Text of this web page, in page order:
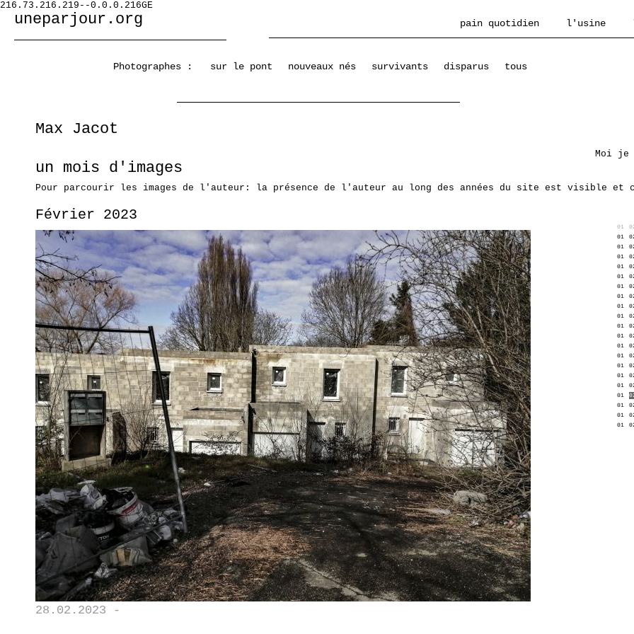
216.73.216.219--0.0.0.216GE
uneparjour.org pain quotidien l'usine
Photographes : sur le pont nouveaux nés survivants disparus tous
Max Jacot
Moi je
un mois d'images
Pour parcourir les images de l'auteur: la présence de l'auteur au long des années du site est visible
01
01
01
01
01
01
01
01
01
01
01
01
01
01
01
01
01
01
01
01
01
Février 2023
28.02.2023 -